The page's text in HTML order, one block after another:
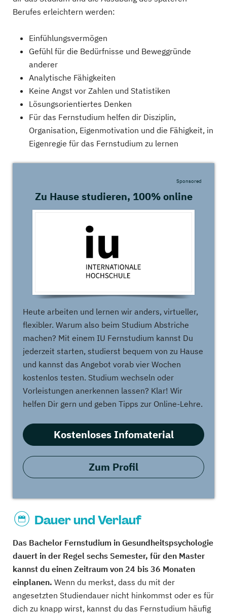
Berufes erleichtern werden:
Einfühlungsvermögen
Gefühl für die Bedürfnisse und Beweggründe
anderer
Analytische Fähigkeiten
Keine Angst vor Zahlen und Statistiken
Lösungsorientiertes Denken
Für das Fernstudium helfen dir Disziplin,
Organisation, Eigenmotivation und die Fähigkeit, in
Eigenregie für das Fernstudium zu lernen
Zu Hause studieren, 100% online
Sponsored
Heute arbeiten und lernen wir anders, virtueller,
flexibler. Warum also beim Studium Abstriche
machen? Mit einem IU Fernstudium kannst Du
jederzeit starten, studierst bequem von zu Hause
und kannst das Angebot vorab vier Wochen
kostenlos testen. Studium wechseln oder
Vorleistungen anerkennen lassen? Klar! Wir
helfen Dir gern und geben Tipps zur Online-Lehre.
Kostenloses Infomaterial
Zum Profil
Dauer und Verlauf
Das Bachelor Fernstudium in Gesundheitspsychologie
dauert in der Regel sechs Semester, für den Master
kannst du einen Zeitraum von 24 bis 36 Monaten
einplanen. Wenn du merkst, dass du mit der
angesetzten Studiendauer nicht hinkommst oder es für
dich zu knapp wirst, kannst du das Fernstudium häufig